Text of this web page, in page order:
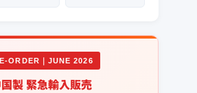
ORDER｜JUNE 2026
国製 緊急輸入販売